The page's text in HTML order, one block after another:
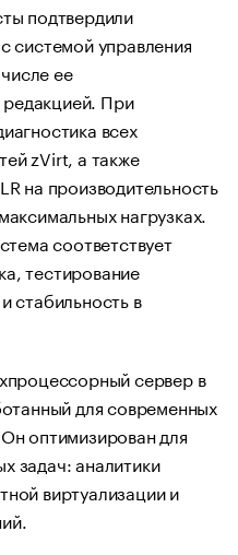
подтвердили
системой управления
ее
При
всех
zVirt, а также
на производительность
нагрузках.
соответствует
тестирование
стабильность в
сервер в
для современных
оптимизирован для
задач: аналитики
виртуализации и